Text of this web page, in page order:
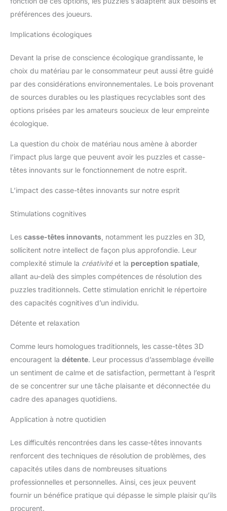
préférences des joueurs.
Implications écologiques
Devant la prise de conscience écologique grandissante, le
choix du matériau par le consommateur peut aussi être guidé
par des considérations environnementales. Le bois provenant
de sources durables ou les plastiques recyclables sont des
options prisées par les amateurs soucieux de leur empreinte
écologique.
La question du choix de matériau nous amène à aborder
l’impact plus large que peuvent avoir les puzzles et casse-
têtes innovants sur le fonctionnement de notre esprit.
L’impact des casse-têtes innovants sur notre esprit
Stimulations cognitives
Les casse-têtes innovants , notamment les puzzles en 3D,
sollicitent notre intellect de façon plus approfondie. Leur
complexité stimule la créativitéet la perception spatiale
allant au-delà des simples compétences de résolution des
puzzles traditionnels. Cette stimulation enrichit le répertoire
des capacités cognitives d’un individu.
Détente et relaxation
Comme leurs homologues traditionnels, les casse-têtes 3D
encouragent la détente. Leur processus d’assemblage éveille
un sentiment de calme et de satisfaction, permettant à l’esprit
de se concentrer sur une tâche plaisante et déconnectée du
cadre des apanages quotidiens.
Application à notre quotidien
Les difficultés rencontrées dans les casse-têtes innovants
renforcent des techniques de résolution de problèmes, des
capacités utiles dans de nombreuses situations
professionnelles et personnelles. Ainsi, ces jeux peuvent
fournir un bénéfice pratique qui dépasse le simple plaisir qu’ils
procurent.